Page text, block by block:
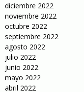
diciembre 2022
noviembre 2022
octubre 2022
septiembre 2022
agosto 2022
julio 2022
junio 2022
mayo 2022
abril 2022